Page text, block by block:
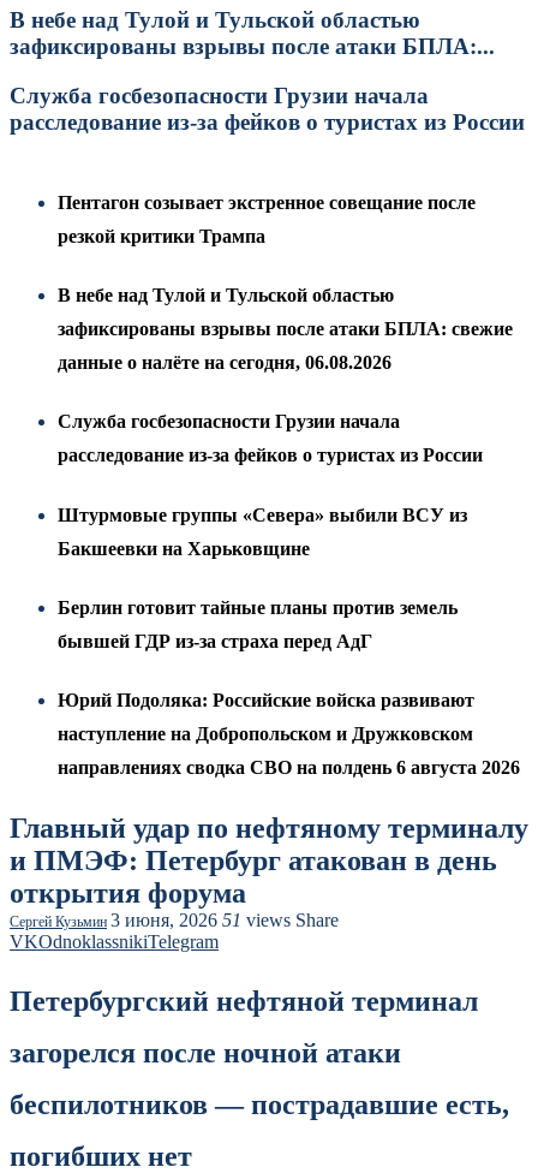
В небе над Тулой и Тульской областью
зафиксированы взрывы после атаки БПЛА:...
Служба госбезопасности Грузии начала
расследование из-за фейков о туристах из России
Пентагон созывает экстренное совещание после
резкой критики Трампа
В небе над Тулой и Тульской областью
зафиксированы взрывы после атаки БПЛА: свежие
данные о налёте на сегодня, 06.08.2026
Служба госбезопасности Грузии начала
расследование из-за фейков о туристах из России
Штурмовые группы «Севера» выбили ВСУ из
Бакшеевки на Харьковщине
Берлин готовит тайные планы против земель
бывшей ГДР из-за страха перед АдГ
Юрий Подоляка: Российские войска развивают
наступление на Добропольском и Дружковском
направлениях сводка СВО на полдень 6 августа 2026
Главный удар по нефтяному терминалу
и ПМЭФ: Петербург атакован в день
открытия форума
Сергей Кузьмин 3 июня, 2026 51 views Share
VKOdnoklassnikiTelegram
Петербургский нефтяной терминал
загорелся после ночной атаки
беспилотников — пострадавшие есть,
погибших нет